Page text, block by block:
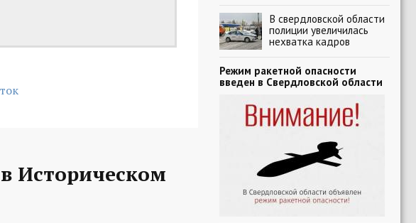
Историческом
В свердловской области
полиции увеличилась
нехватка кадров
Режим ракетной опасности
введен в Свердловской области